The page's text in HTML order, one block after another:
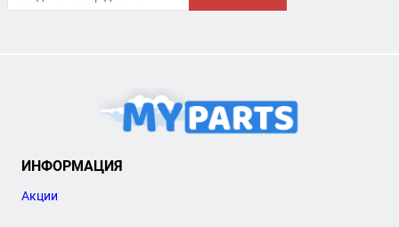
ИНФОРМАЦИЯ
Акции